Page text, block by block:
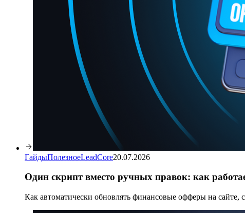
ГайдыПолезноеLeadCore20.07.2026
Один скрипт вместо ручных правок: как
Как автоматически обновлять финансовые офферы на сайте,